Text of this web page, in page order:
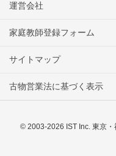
運営会社
家庭教師登録フォーム
サイトマップ
古物営業法に基づく表示
© 2003-2026 IST Inc. 東京